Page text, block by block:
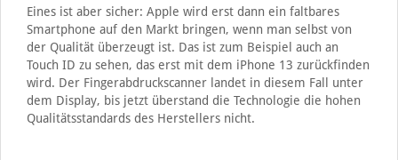
Eines ist aber sicher: Apple wird erst dann ein faltbares
Smartphone auf den Markt bringen, wenn man selbst von
der Qualität überzeugt ist. Das ist zum Beispiel auch an
Touch ID zu sehen, das erst mit dem iPhone 13 zurückfinden
wird. Der Fingerabdruckscanner landet in diesem Fall unter
dem Display, bis jetzt überstand die Technologie die hohen
Qualitätsstandards des Herstellers nicht.